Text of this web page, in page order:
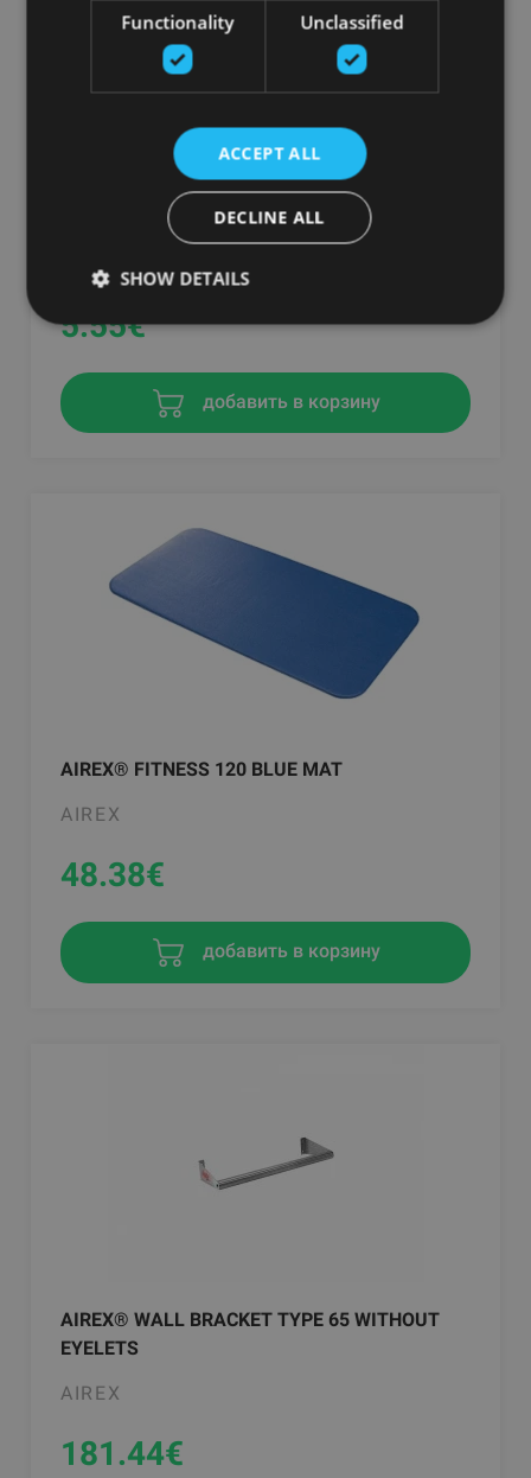
TRANSLUCENT PLASTIC BAG, SMALL
AIREX
5.55€
добавить в корзину
AIREX® FITNESS 120 BLUE MAT
AIREX
48.38€
добавить в корзину
AIREX® WALL BRACKET TYPE 65 WITHOUT
EYELETS
AIREX
181.44€
Functionality Unclassified
ACCEPT ALL
DECLINE ALL
SHOW DETAILS